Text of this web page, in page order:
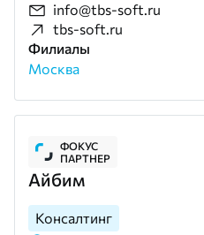
info@tbs-soft.ru
tbs-soft.ru
Филиалы
Москва
ФОКУС
ПАРТНЕР
Айбим
Консалтинг